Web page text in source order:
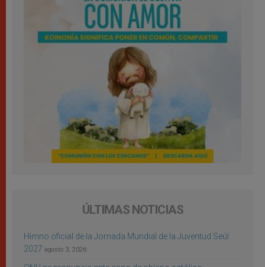
ÚLTIMAS NOTICIAS
Himno oficial de la Jornada Mundial de la Juventud Seúl
2027 agosto 3, 2026